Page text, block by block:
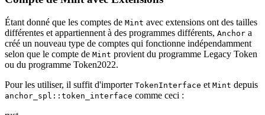
Étant donné que les comptes de Mint avec extensions ont des tailles
différentes et appartiennent à des programmes différents, Anchor a
créé un nouveau type de comptes qui fonctionne indépendamment
selon que le compte de Mint provient du programme Legacy Token
ou du programme Token2022.
Pour les utiliser, il suffit d'importer TokenInterface et Mint depuis
anchor_spl::token_interface comme ceci :